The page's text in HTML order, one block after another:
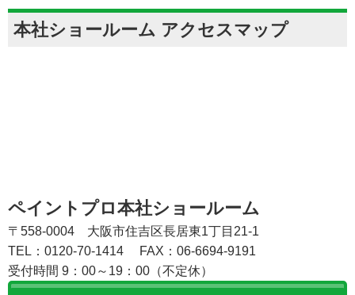
本社ショールーム アクセスマップ
ペイントプロ本社ショールーム
〒558-0004 大阪市住吉区長居東1丁目21-1
TEL：0120-70-1414
FAX：06-6694-9191
受付時間 9：00～19：00（不定休）